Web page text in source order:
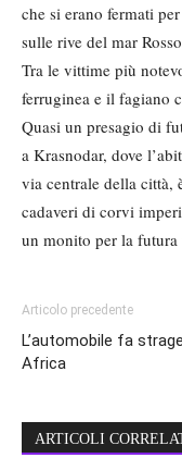
che si erano fermati
sulle rive del mar
Tra le vittime più
ferruginea e il fagiano
Quasi un presagio di
a Krasnodar, dove
via centrale della città,
cadaveri di corvi
un monito per la futura
Articolo precedente
L’automobile fa
Africa
ARTICOLI